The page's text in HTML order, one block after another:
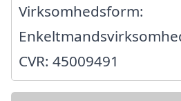
Virksomhedsform:
CVR: 45009491